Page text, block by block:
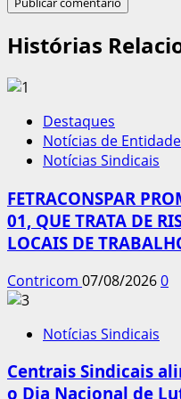
Histórias
Destaques
Notícias de
Notícias Sindicais
FETRACONSPAR
01, QUE TRATA DE
LOCAIS DE
Contricom 07/08/20260
Notícias Sindicais
Centrais Sindicais
o Dia Nacional de